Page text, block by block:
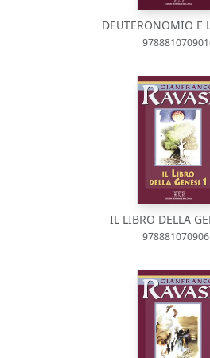
DEUTERONOMIO E
IL LIBRO DELLA